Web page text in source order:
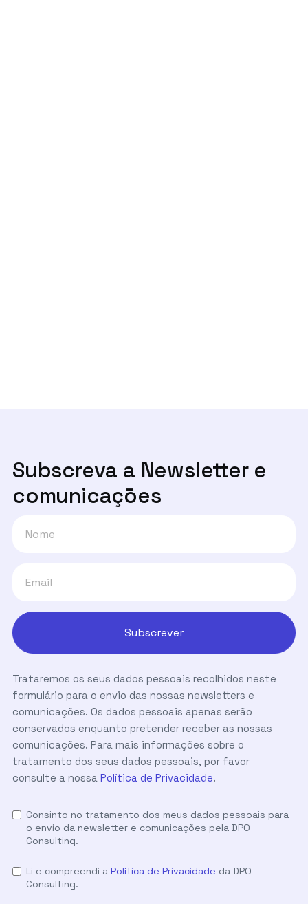
Subscreva a Newsletter e
comunicaçōes
Trataremos os seus dados pessoais recolhidos neste
formulário para o envio das nossas newsletters e
comunicações. Os dados pessoais apenas serão
conservados enquanto pretender receber as nossas
comunicações. Para mais informações sobre o
tratamento dos seus dados pessoais, por favor
consulte a nossa Política de Privacidade.
Consinto no tratamento dos meus dados pessoais para
o envio da newsletter e comunicações pela DPO
Consulting.
Li e compreendi a Política de Privacidade da DPO
Consulting.